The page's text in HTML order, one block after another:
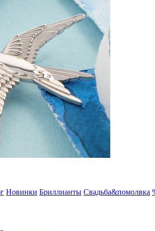
Новинки Бриллианты Свадьба&помолвка